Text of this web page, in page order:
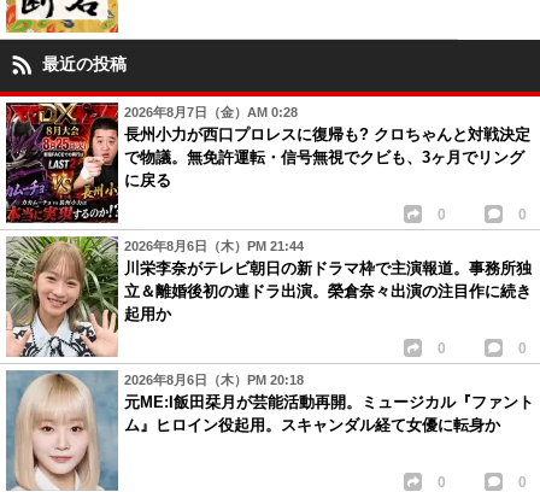
最近の投稿
2026年8月7日（金）AM 0:28
長州小力が西口プロレスに復帰も? クロちゃんと対戦決定
で物議。無免許運転・信号無視でクビも、3ヶ月でリング
に戻る
0 0
2026年8月6日（木）PM 21:44
川栄李奈がテレビ朝日の新ドラマ枠で主演報道。事務所独
立＆離婚後初の連ドラ出演。榮倉奈々出演の注目作に続き
起用か
0 0
2026年8月6日（木）PM 20:18
元ME:I飯田栞月が芸能活動再開。ミュージカル『ファント
ム』ヒロイン役起用。スキャンダル経て女優に転身か
0 0